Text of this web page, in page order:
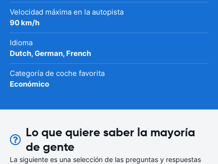
Velocidad máxima en la autopista
90 km/h
Idioma
Dutch, German, French
Categoría de coche favorita
Económico
Lo que quiere saber la mayoría
de gente
La siguiente es una selección de las preguntas y respuestas